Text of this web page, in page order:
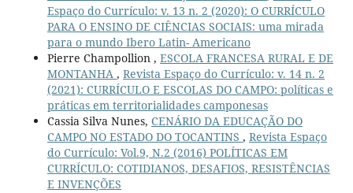
Espaço do Currículo: v. 13 n. 2 (2020): O CURRÍCULO
PARA O ENSINO DE CIÊNCIAS SOCIAIS: uma mirada
para o mundo Ibero Latin- Americano
Pierre Champollion , ESCOLA FRANCESA RURAL E DE
MONTANHA , Revista Espaço do Currículo: v. 14 n. 2
(2021): CURRÍCULO E ESCOLAS DO CAMPO: políticas e
práticas em territorialidades camponesas
Cassia Silva Nunes, CENÁRIO DA EDUCAÇÃO DO
CAMPO NO ESTADO DO TOCANTINS , Revista Espaço
do Currículo: Vol.9, N.2 (2016) POLÍTICAS EM
CURRÍCULO: COTIDIANOS, DESAFIOS, RESISTÊNCIAS
E INVENÇÕES